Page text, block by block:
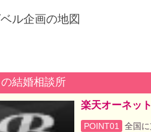
ル企画の地図
結婚相談所
楽天オーネッ
POINT01 全国に